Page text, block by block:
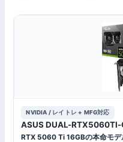
NVIDIA / レイトレ + MFG対応
ASUS DUAL-RTX5060TI-
RTX 5060 Ti 16GBの本命モデ